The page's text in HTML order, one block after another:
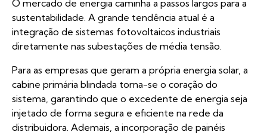
O mercado de energia caminha a passos largos para a
sustentabilidade. A grande tendência atual é a
integração de sistemas fotovoltaicos industriais
diretamente nas subestações de média tensão.
Para as empresas que geram a própria energia solar, a
cabine primária blindada torna-se o coração do
sistema, garantindo que o excedente de energia seja
injetado de forma segura e eficiente na rede da
distribuidora. Ademais, a incorporação de painéis